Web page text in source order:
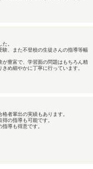
。
、また不登校の生徒さんの指導等幅
豊富で、学習面の問題はもちろん精
め細やかに丁寧に行っています。
者輩出の実績もあります。
の指導も可能です。
導も得意です。